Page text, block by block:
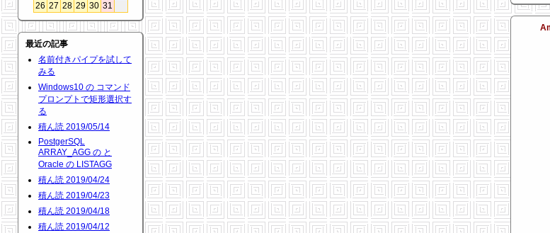
26 27 28 29 30 31
最近の記事
名前付きパイプを試して
みる
Windows10 の コマンド
プロンプトで矩形選択す
る
積ん読 2019/05/14
PostgerSQL
ARRAY_AGG の と
Oracle の LISTAGG
積ん読 2019/04/24
積ん読 2019/04/23
積ん読 2019/04/18
積ん読 2019/04/12